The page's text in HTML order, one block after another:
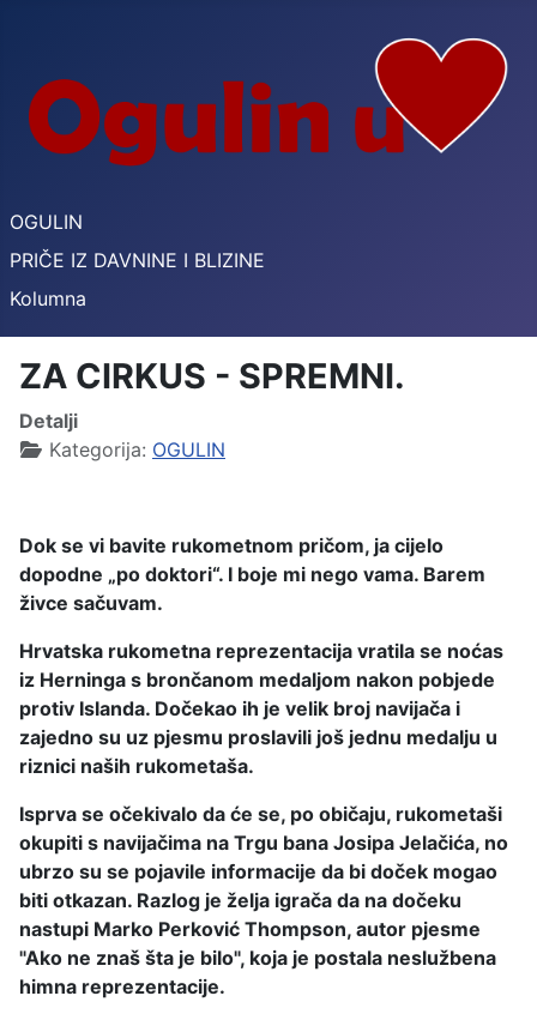
OGULIN
PRIČE IZ DAVNINE I BLIZINE
Kolumna
ZA CIRKUS - SPREMNI.
Detalji
Kategorija: OGULIN
Dok se vi bavite rukometnom pričom, ja cijelo
dopodne „po doktori“. I boje mi nego vama. Barem
živce sačuvam.
Hrvatska rukometna reprezentacija vratila se noćas
iz Herninga s brončanom medaljom nakon pobjede
protiv Islanda. Dočekao ih je velik broj navijača i
zajedno su uz pjesmu proslavili još jednu medalju u
riznici naših rukometaša.
Isprva se očekivalo da će se, po običaju, rukometaši
okupiti s navijačima na Trgu bana Josipa Jelačića, no
ubrzo su se pojavile informacije da bi doček mogao
biti otkazan. Razlog je želja igrača da na dočeku
nastupi Marko Perković Thompson, autor pjesme
"Ako ne znaš šta je bilo", koja je postala neslužbena
himna reprezentacije.